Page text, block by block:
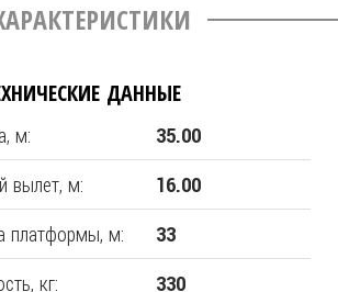
ДАННЫЕ
м: 35.00
вылет, м: 16.00
платформы, м: 33
кг: 330